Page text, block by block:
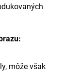
môže však